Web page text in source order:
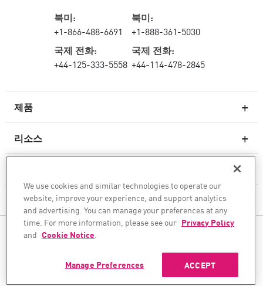
제품
차세대 방화벽
클라우드 네트워크 보안
WAF
리소스
회사
북미:
+1-866-488-6691
국제 전화:
+44-125-333-5558
북미:
+1-888-361-5030
국제 전화:
+44-114-478-2845
팔로우하기
안전한 AI 전환을 도와드립니다
©1994–2026 Check Point Software Technologies Ltd. All rights reserved.
최신 뉴스 받기
We use cookies and similar technologies to operate our
website, improve your experience, and support analytics
and advertising. You can manage your preferences at any
time. For more information, please see our Privacy Policy
and Cookie Notice.
ACCEPT
Manage Preferences